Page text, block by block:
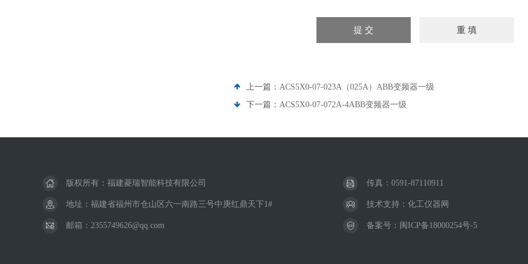
上一篇： ACS5X0-07-023A（025A）ABB变频器一级
下一篇： ACS5X0-07-072A-4ABB变频器一级
版权所有：福建菱瑞智能科技有限公司 传真：0591-87110911
地址：福建省福州市仓山区六一南路三号中庚红鼎天下1# 技术支持： 化工仪器网
邮箱：2355749626@qq.com 备案号： 闽ICP备18000254号-5